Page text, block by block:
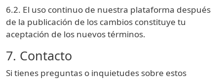
6.2. El uso continuo de nuestra plataforma después
de la publicación de los cambios constituye tu
aceptación de los nuevos términos.
7. Contacto
Si tienes preguntas o inquietudes sobre estos